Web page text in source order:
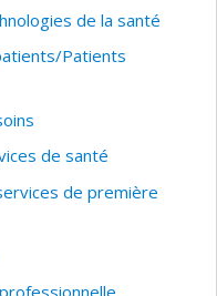
de la santé
Patients
de santé
de première